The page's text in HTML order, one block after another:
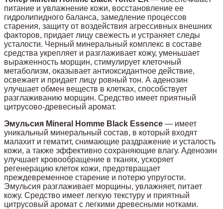
питание и увлажнение кожи, восстановление ее
гидролипидного баланса, замедление процессов
старения, защиту от воздействия агрессивных внешних
факторов, придает лицу свежесть и устраняет следы
усталости. Черный минеральный комплекс в составе
средства укрепляет и разглаживает кожу, уменьшает
выраженность морщин, стимулирует клеточный
метаболизм, оказывает антиоксидантное действие,
освежает и придает лицу ровный тон. А аденозин
улучшает обмен веществ в клетках, способствует
разглаживанию морщин. Средство имеет приятный
цитрусово-древесный аромат.
Эмульсия Mineral Homme Black Essence — имеет
уникальный минеральный состав, в который входят
малахит и гематит, снимающие раздражение и усталость
кожи, а также эффективно сохраняющие влагу. Аденозин
улучшает кровообращение в тканях, ускоряет
регенерацию клеток кожи, предотвращает
преждевременное старение и потерю упругости.
Эмульсия разглаживает морщины, увлажняет, питает
кожу. Средство имеет легкую текстуру и приятный
цитрусовый аромат с легкими древесными нотками.